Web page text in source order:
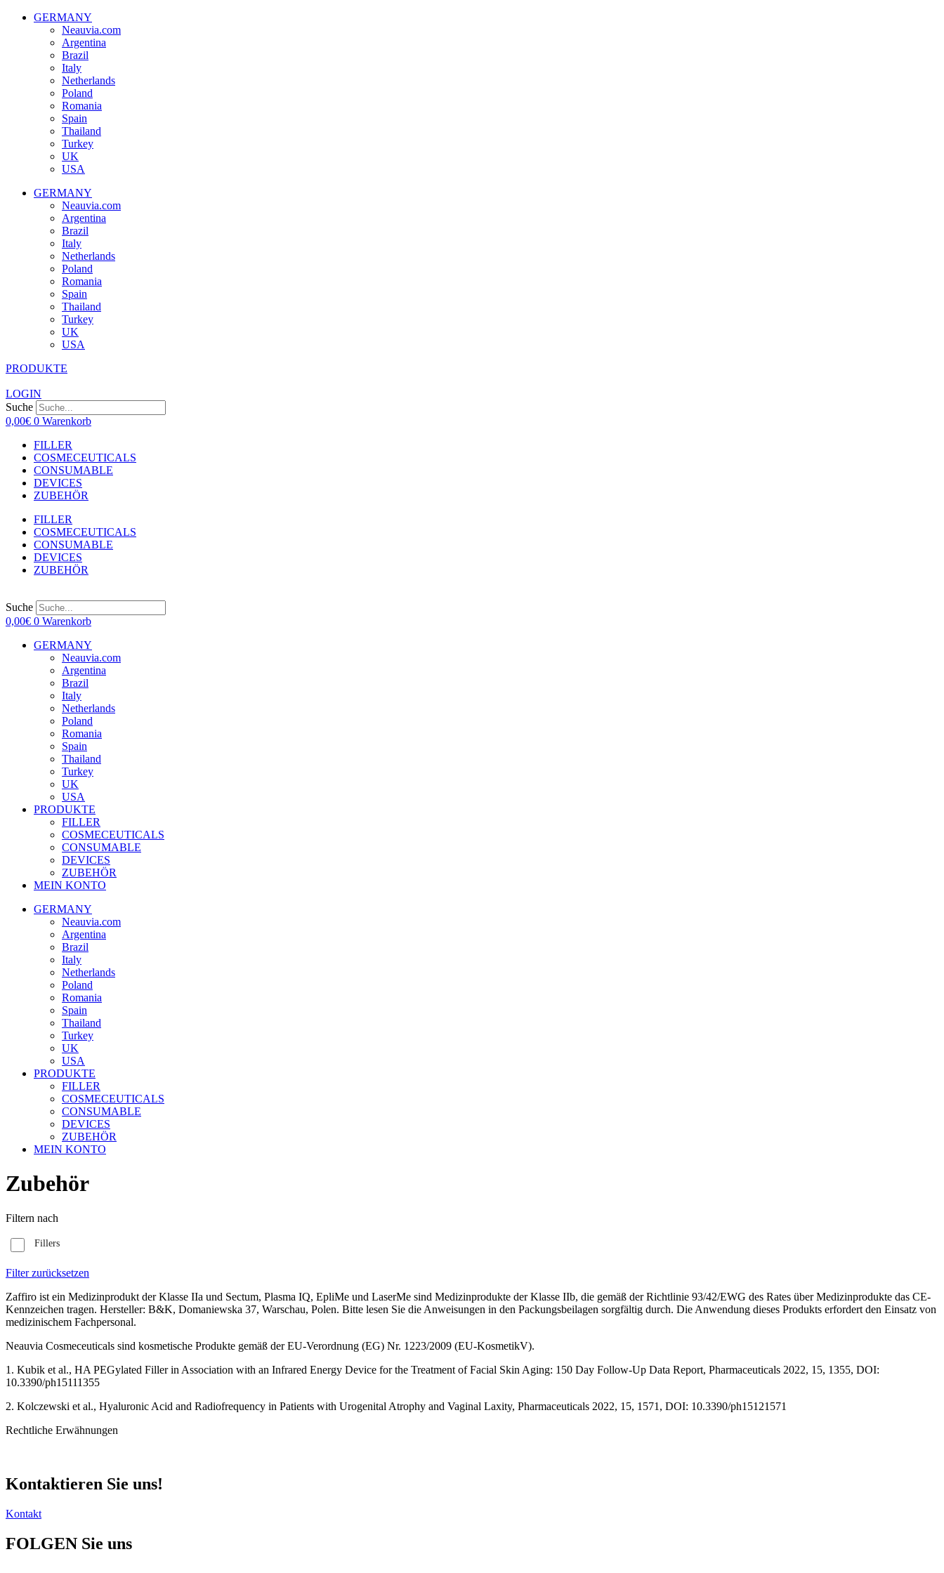
Zum
GERMANY
Neauvia.com
Argentina
Brazil
Italy
Netherlands
Poland
Romania
Spain
Thailand
Turkey
UK
USA
GERMANY
Neauvia.com
Argentina
Brazil
Italy
Netherlands
Poland
Romania
Spain
Thailand
Turkey
UK
USA
PRODUKTE
LOGIN
Suche
0,00€ 0 Warenkorb
FILLER
COSMECEUTICALS
CONSUMABLE
DEVICES
ZUBEHÖR
FILLER
COSMECEUTICALS
CONSUMABLE
DEVICES
ZUBEHÖR
Suche
0,00€ 0 Warenkorb
GERMANY
Neauvia.com
Argentina
Brazil
Italy
Netherlands
Poland
Romania
Spain
Thailand
Turkey
UK
USA
PRODUKTE
FILLER
COSMECEUTICALS
CONSUMABLE
DEVICES
ZUBEHÖR
MEIN KONTO
GERMANY
Neauvia.com
Argentina
Brazil
Italy
Netherlands
Poland
Romania
Spain
Thailand
Turkey
UK
USA
PRODUKTE
FILLER
COSMECEUTICALS
CONSUMABLE
DEVICES
ZUBEHÖR
MEIN KONTO
Zubehör
Filtern nach
Fillers
Filter zurücksetzen
Zaffiro ist ein Medizinprodukt der Klasse IIa und Sectum, Plasma IQ, EpliMe und LaserMe sind Medizinprodukte der Klasse IIb, die gemäß der Richtlinie 93/42/EWG des Rates über Medizinprodukte das CE-
Kennzeichen tragen. Hersteller: B&K, Domaniewska 37, Warschau, Polen. Bitte lesen Sie die Anweisungen in den Packungsbeilagen sorgfältig durch. Die Anwendung dieses Produkts erfordert den Einsatz von
medizinischem Fachpersonal.
Neauvia Cosmeceuticals sind kosmetische Produkte gemäß der EU-Verordnung (EG) Nr. 1223/2009 (EU-KosmetikV).
1. Kubik et al., HA PEGylated Filler in Association with an Infrared Energy Device for the Treatment of Facial Skin Aging: 150 Day Follow-Up Data Report, Pharmaceuticals 2022, 15, 1355, DOI:
10.3390/ph15111355
2. Kolczewski et al., Hyaluronic Acid and Radiofrequency in Patients with Urogenital Atrophy and Vaginal Laxity, Pharmaceuticals 2022, 15, 1571, DOI: 10.3390/ph15121571
Rechtliche Erwähnungen
Kontaktieren Sie uns!
Kontakt
FOLGEN Sie uns